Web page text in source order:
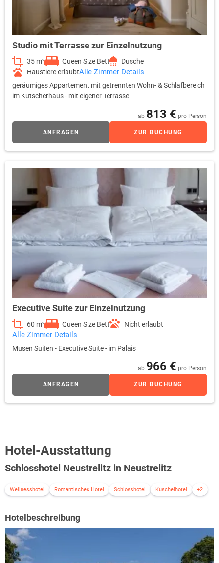
Studio mit Terrasse zur Einzelnutzung
35 m² Queen Size Bett
Dusche
Haustiere erlaubtAlle Zimmer Details
geräumiges Appartement mit getrennten Wohn- & Schlafbereich
im Kutscherhaus - mit eigener Terrasse
ab 813 € pro Person
ANFRAGEN ZUR BUCHUNG
Executive Suite zur Einzelnutzung
60 m² Queen Size Bett Nicht erlaubt
Alle Zimmer Details
Musen Suiten - Executive Suite - im Palais
ab 966 € pro Person
ANFRAGEN ZUR BUCHUNG
Hotel-Ausstattung
Schlosshotel Neustrelitz in Neustrelitz
Wellnesshotel Romantisches Hotel Schlosshotel Kuschelhotel +2
Hotelbeschreibung